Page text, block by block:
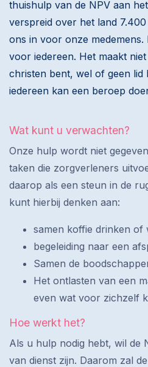
thuishulp van de NPV aan
verspreid over het land
ons in voor onze
voor iedereen. Het maakt
christen bent, wel of geen lid
iedereen kan een beroep
Wat kunt u verwachten?
Onze hulp wordt niet
taken die zorgverleners
daarop als een steun in de
kunt hierbij denken aan:
samen koffie drinken of
begeleiding naar een
Samen de
Het ontlasten van een
even wat voor zichzelf
Hoe werkt het?
Als u hulp nodig hebt, wil de
van dienst zijn. Daarom zal